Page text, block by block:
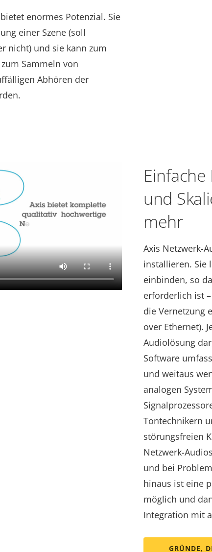
enormes Potenzial. Sie
einer Szene (soll
nicht) und sie kann zum
Sammeln von
Abhören der
und
mehr
Axis Netzwerk-
installieren. Sie
einbinden, so
erforderlich ist
die Vernetzung
over Ethernet).
Audiolösung
Software
und weitaus
analogen
Tontechnikern
störungsfreien
Netzwerk-
und bei
hinaus ist eine
möglich und
Integration mit
GRÜNDE,